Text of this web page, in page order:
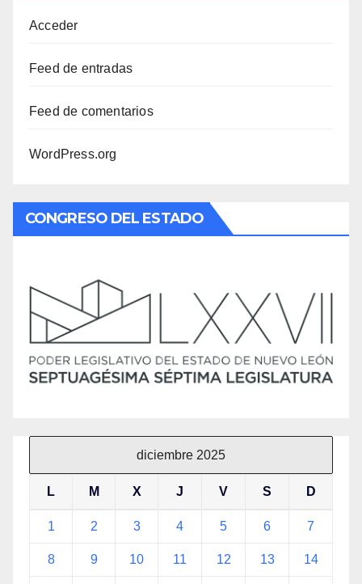
Acceder
Feed de entradas
Feed de comentarios
WordPress.org
CONGRESO DEL ESTADO
diciembre 2025
L M X J V S D
1 2 3 4 5 6 7
8 9 10 11 12 13 14